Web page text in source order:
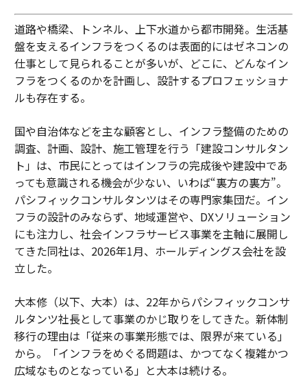
道路や橋梁、トンネル、上下水道から都市開発。生活基
盤を支えるインフラをつくるのは表面的にはゼネコンの
仕事として見られることが多いが、どこに、どんなイン
フラをつくるのかを計画し、設計するプロフェッショナ
ルも存在する。
国や自治体などを主な顧客とし、インフラ整備のための
調査、計画、設計、施工管理を行う「建設コンサルタン
ト」は、市民にとってはインフラの完成後や建設中であ
っても意識される機会が少ない、いわば“裏方の裏方”。
パシフィックコンサルタンツはその専門家集団だ。イン
フラの設計のみならず、地域運営や、DXソリューション
にも注力し、社会インフラサービス事業を主軸に展開し
てきた同社は、2026年1月、ホールディングス会社を設
立した。
大本修（以下、大本）は、22年からパシフィックコンサ
ルタンツ社長として事業のかじ取りをしてきた。新体制
移行の理由は「従来の事業形態では、限界が来ている」
から。「インフラをめぐる問題は、かつてなく複雑かつ
広域なものとなっている」と大本は続ける。